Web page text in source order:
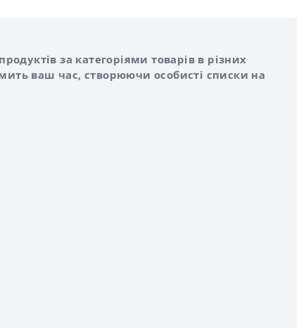
за категоріями товарів в різних
ваш час, створюючи особисті списки на